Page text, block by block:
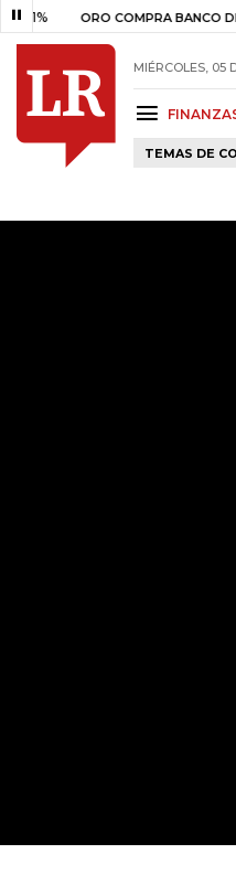
ORO COMPRA BANCO DE LA
MIÉRCOLES, 05
TEMAS DE